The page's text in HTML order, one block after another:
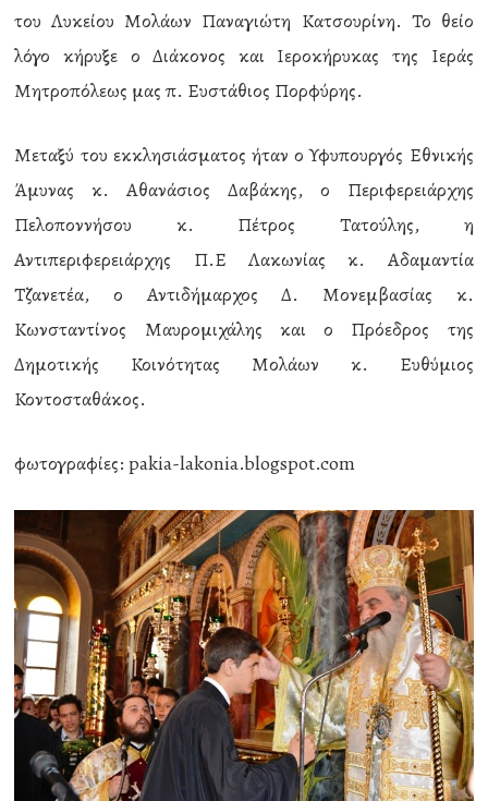
του Λυκείου Μολάων Παναγιώτη Κατσουρίνη. Το θείο
λόγο κήρυξε ο Διάκονος και Ιεροκήρυκας της Ιεράς
Μητροπόλεως μας π. Ευστάθιος Πορφύρης.
Μεταξύ του εκκλησιάσματος ήταν ο Υφυπουργός Εθνικής
Άμυνας κ. Αθανάσιος Δαβάκης, ο Περιφερειάρχης
Πελοποννήσου κ. Πέτρος Τατούλης, η
Αντιπεριφερειάρχης Π.Ε Λακωνίας κ. Αδαμαντία
Τζανετέα, ο Αντιδήμαρχος Δ. Μονεμβασίας κ.
Κωνσταντίνος Μαυρομιχάλης και ο Πρόεδρος της
Δημοτικής Κοινότητας Μολάων κ. Ευθύμιος
Κοντοσταθάκος.
φωτογραφίες: pakia-lakonia.blogspot.com